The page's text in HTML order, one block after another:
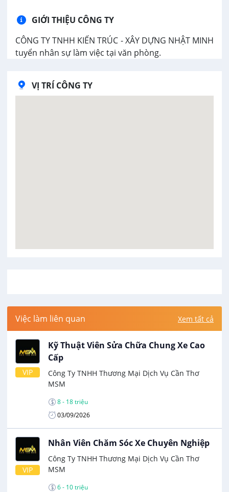
GIỚI THIỆU CÔNG TY
CÔNG TY TNHH KIẾN TRÚC - XÂY DỰNG NHẬT MINH
tuyển nhân sự làm việc tại văn phòng.
VỊ TRÍ CÔNG TY
Việc làm liên quan Xem tất cả
VIP
Kỹ Thuật Viên Sửa Chữa Chung Xe Cao
Cấp
Công Ty TNHH Thương Mại Dịch Vụ Cần Thơ
MSM
8 - 18 triệu
03/09/2026
VIP
Nhân Viên Chăm Sóc Xe Chuyên Nghiệp
Công Ty TNHH Thương Mại Dịch Vụ Cần Thơ
MSM
6 - 10 triệu